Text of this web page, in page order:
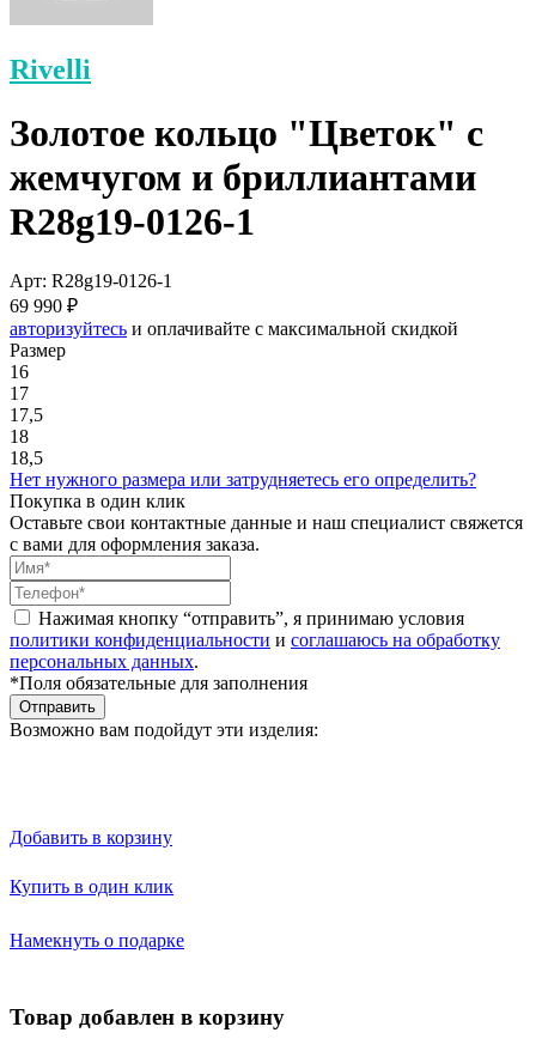
Rivelli
Золотое кольцо "Цветок" с
жемчугом и бриллиантами
R28g19-0126-1
Арт: R28g19-0126-1
69 990 ₽
авторизуйтесь и оплачивайте с максимальной скидкой
Размер
16
17
17,5
18
18,5
Нет нужного размера или затрудняетесь его определить?
Покупка в один клик
Оставьте свои контактные данные и наш специалист свяжется
с вами для оформления заказа.
Нажимая кнопку “отправить”, я принимаю условия
политики конфиденциальности и соглашаюсь на обработку
персональных данных.
*Поля обязательные для заполнения
Отправить
Возможно вам подойдут эти изделия:
Добавить в корзину
Купить в один клик
Намекнуть о подарке
Товар добавлен в корзину